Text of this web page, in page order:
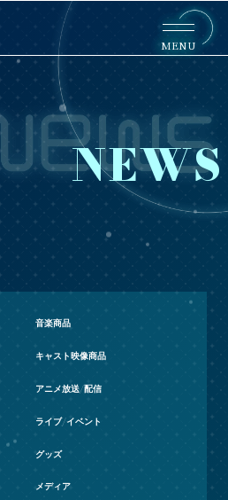
MENU
NEWS
音楽商品
キャスト映像商品
アニメ放送/配信
ライブ/イベント
グッズ
メディア